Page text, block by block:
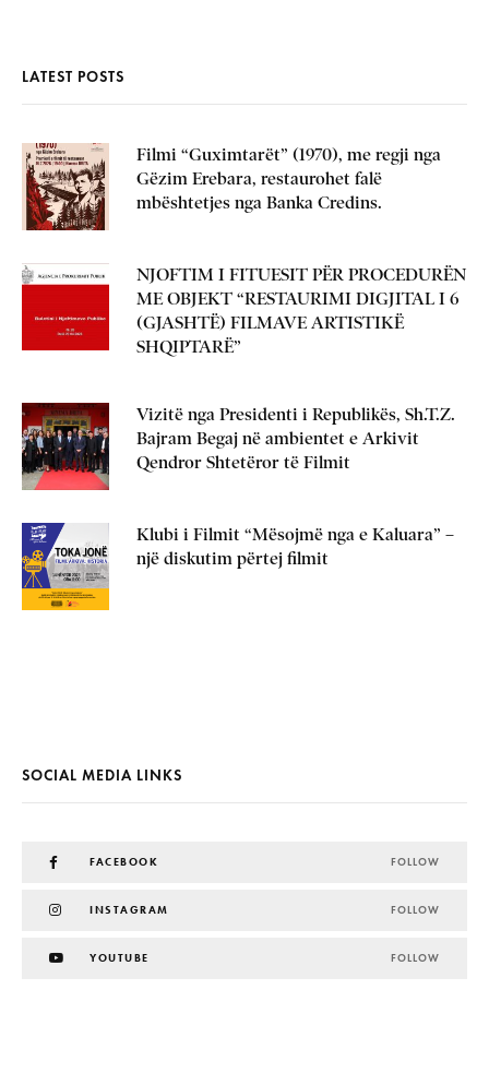
LATEST POSTS
Filmi “Guximtarët” (1970), me regji nga
Gëzim Erebara, restaurohet falë
mbështetjes nga Banka Credins.
NJOFTIM I FITUESIT PËR PROCEDURËN
ME OBJEKT “RESTAURIMI DIGJITAL I 6
(GJASHTË) FILMAVE ARTISTIKË
SHQIPTARË”
Vizitë nga Presidenti i Republikës, Sh.T.Z.
Bajram Begaj në ambientet e Arkivit
Qendror Shtetëror të Filmit
Klubi i Filmit “Mësojmë nga e Kaluara” –
një diskutim përtej filmit
SOCIAL MEDIA LINKS
FACEBOOK FOLLOW
INSTAGRAM FOLLOW
YOUTUBE FOLLOW